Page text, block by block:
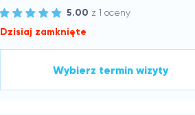
5.00 z 1 oceny
Dzisiaj zamknięte
Wybierz termin wizyty